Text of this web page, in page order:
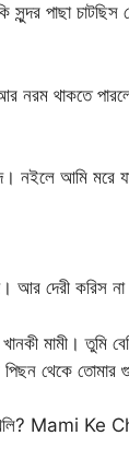
সুন্দর পাছা চাটছিস
নরম থাকতে
নইলে আমি মরে
আর দেরী করিস
মামী। তুমি
থেকে তোমার
Mami Ke